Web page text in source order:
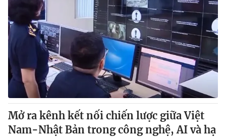
Mở ra kênh kết nối chiến lược giữa Việt
Nam-Nhật Bản trong công nghệ, AI và hạ